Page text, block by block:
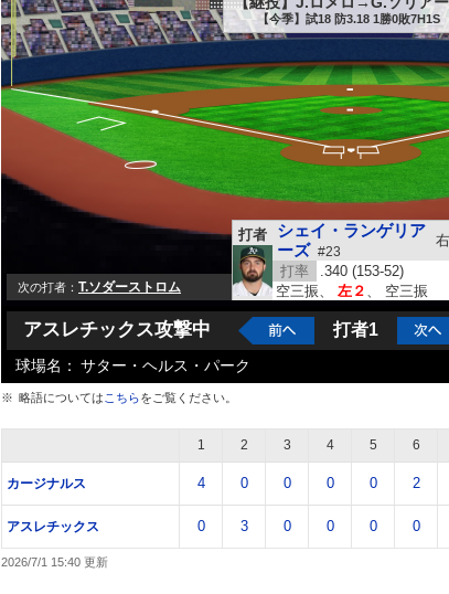
【今季】試18 防3.18 1勝0敗7H1S
次の打者 T.ソダーストロム
打者
シェイ・ランゲリア
ーズ #23
打率
.340 (153-52)
空三振、 左２ 、 空三振
アスレチックス攻撃中 打者1
球場名： サター・ヘルス・パーク
略語については こちらをご覧ください。
1 2 3 4 5 6
カージナルス 4 0 0 0 0 2
アスレチックス 0 3 0 0 0 0
2026/7/1 15:40